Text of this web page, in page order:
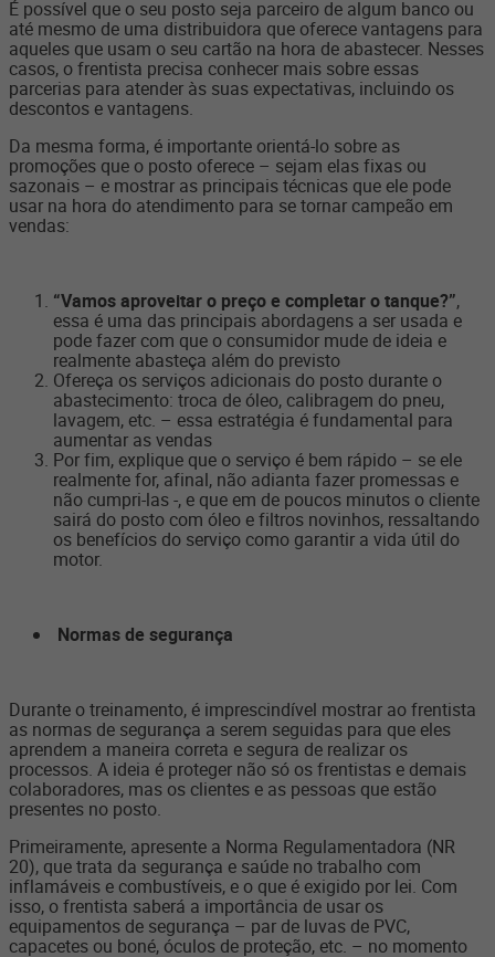
É possível que o seu posto seja parceiro de algum banco ou
até mesmo de uma distribuidora que oferece vantagens para
aqueles que usam o seu cartão na hora de abastecer. Nesses
casos, o frentista precisa conhecer mais sobre essas
parcerias para atender às suas expectativas, incluindo os
descontos e vantagens.
Da mesma forma, é importante orientá-lo sobre as
promoções que o posto oferece – sejam elas fixas ou
sazonais – e mostrar as principais técnicas que ele pode
usar na hora do atendimento para se tornar campeão em
vendas:
“Vamos aproveitar o preço e completar o tanque?”,
essa é uma das principais abordagens a ser usada e
pode fazer com que o consumidor mude de ideia e
realmente abasteça além do previsto
Ofereça os serviços adicionais do posto durante o
abastecimento: troca de óleo, calibragem do pneu,
lavagem, etc. – essa estratégia é fundamental para
aumentar as vendas
Por fim, explique que o serviço é bem rápido – se ele
realmente for, afinal, não adianta fazer promessas e
não cumpri-las -, e que em de poucos minutos o cliente
sairá do posto com óleo e filtros novinhos, ressaltando
os benefícios do serviço como garantir a vida útil do
motor.
Normas de segurança
Durante o treinamento, é imprescindível mostrar ao frentista
as normas de segurança a serem seguidas para que eles
aprendem a maneira correta e segura de realizar os
processos. A ideia é proteger não só os frentistas e demais
colaboradores, mas os clientes e as pessoas que estão
presentes no posto.
Primeiramente, apresente a Norma Regulamentadora (NR
20), que trata da segurança e saúde no trabalho com
inflamáveis e combustíveis, e o que é exigido por lei. Com
isso, o frentista saberá a importância de usar os
equipamentos de segurança – par de luvas de PVC,
capacetes ou boné, óculos de proteção, etc. – no momento